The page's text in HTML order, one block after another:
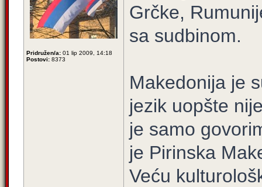
Pridružen/a: 01 lip 2009, 14:18
Postovi: 8373
Grčke,
sa sudbinom.
Makedonija je
jezik uopšte
je samo
je Pirinska
Veću